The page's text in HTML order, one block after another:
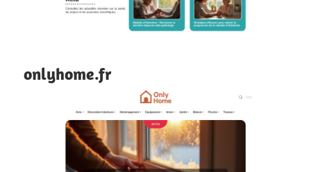
onlyhome.fr